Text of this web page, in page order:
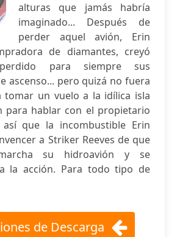
alturas que jamás habría
imaginado... Después de
perder aquel avión, Erin
de diamantes, creyó
para siempre sus
ascenso... pero quizá no fuera
tomar un vuelo a la idílica isla
para hablar con el propietario
que la incombustible Erin
a Striker Reeves de que
su hidroavión y se
la acción. Para todo tipo de
de Descarga